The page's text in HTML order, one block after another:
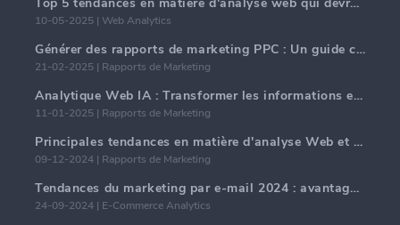
10-05-2025 | Web Analytics
Générer des rapports de marketing PPC : Un guide complet
21-02-2025 | Rapports de Marketing
Analytique Web IA : Transformer les informations en données avec précision
11-01-2025 | Rapports de Marketing
Principales tendances en matière d'analyse Web et d'IA en 2024
09-12-2024 | Rapports de Marketing
Tendances du marketing par e-mail 2024 : avantages de l'hyper-personnalisation
24-09-2024 | E-Commerce Analytics